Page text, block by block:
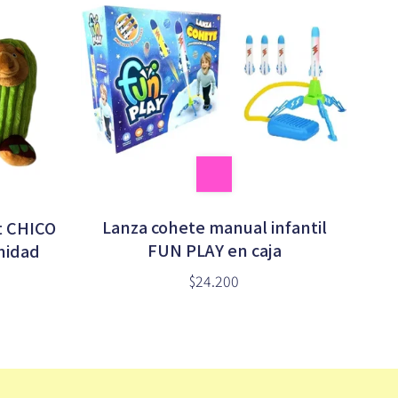
Lanza cohete manual infantil
FUN PLAY en caja
$24.200